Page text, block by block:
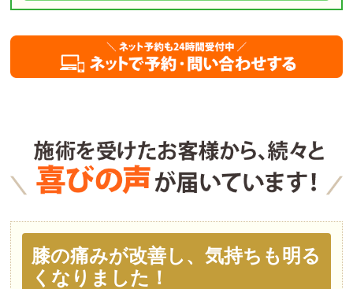
膝の痛みが改善し、気持ちも明る
くなりました！